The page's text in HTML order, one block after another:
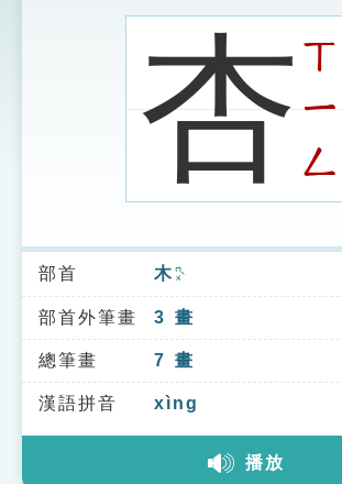
索引選單
知識索引
單字索引
生命大百科索引
杏ㄒ
ㄧ
ㄥ
部首 木ㄇㄨˋ
部首外筆畫 3 畫
總筆畫 7 畫
漢語拼音 xìng
播放